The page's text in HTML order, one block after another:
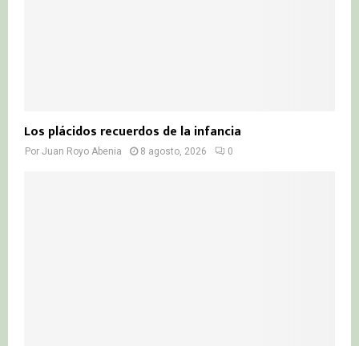
Los plácidos recuerdos de la infancia
Por Juan Royo Abenia 8 agosto, 2026 0